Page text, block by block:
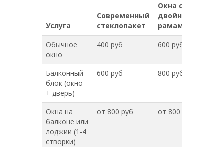
Услуга
Современный
стеклопакет
Окна с
двойными
рамами
Обычное
окно
400 руб 600 руб
Балконный
блок (окно
+ дверь)
600 руб 800 руб
Окна на
балконе или
лоджии (1-4
створки)
от 800 руб от 800 руб